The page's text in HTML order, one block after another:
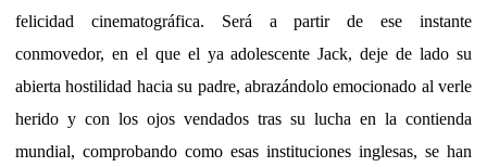
felicidad cinematográfica. Será a partir de ese instante
conmovedor, en el que el ya adolescente Jack, deje de lado su
abierta hostilidad hacia su padre, abrazándolo emocionado al verle
herido y con los ojos vendados tras su lucha en la contienda
mundial, comprobando como esas instituciones inglesas, se han